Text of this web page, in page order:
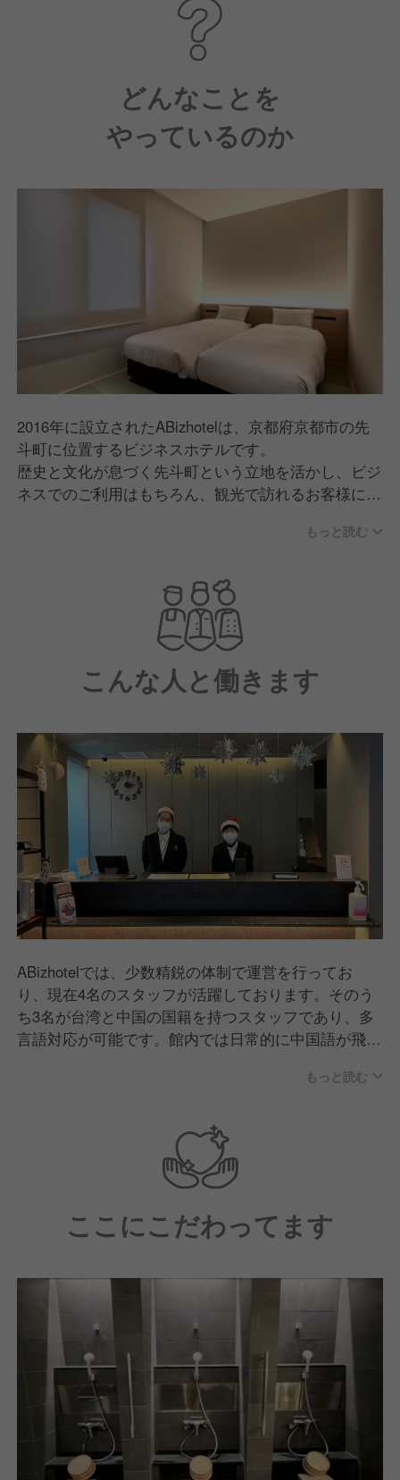
どんなことを
やっているのか
2016年に設立されたABizhotelは、京都府京都市の先
斗町に位置するビジネスホテルです。
歴史と文化が息づく先斗町という立地を活かし、ビジ
ネスでのご利用はもちろん、観光で訪れるお客様にも
快適で落ち着いた滞在空間と、きめ細やかなサービス
もっと読む
こんな人と働きます
ABizhotelでは、少数精鋭の体制で運営を行ってお
り、現在4名のスタッフが活躍しております。そのう
ち3名が台湾と中国の国籍を持つスタッフであり、多
言語対応が可能です。館内では日常的に中国語が飛び
に寄り添ったサービスを提供するため、スタッフ一同
もっと読む
ここにこだわってます